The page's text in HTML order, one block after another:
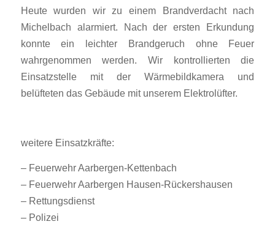
Heute wurden wir zu einem Brandverdacht nach
Michelbach alarmiert. Nach der ersten Erkundung
konnte ein leichter Brandgeruch ohne Feuer
wahrgenommen werden. Wir kontrollierten die
Einsatzstelle mit der Wärmebildkamera und
belüfteten das Gebäude mit unserem Elektrolüfter.
weitere Einsatzkräfte:
– Feuerwehr Aarbergen-Kettenbach
– Feuerwehr Aarbergen Hausen-Rückershausen
– Rettungsdienst
– Polizei